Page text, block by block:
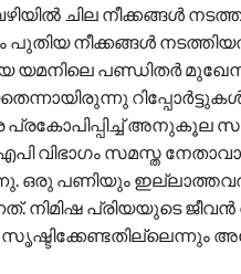
ചില നീക്കങ്ങൾ
പുതിയ നീക്കങ്ങൾ
പണ്ഡിതർ മുഖേന
പ്രകോപിപ്പിച്ച് അനുകൂല
വിഭാഗം സമസ്ത
ഒരു പണിയും
നിമിഷ പ്രിയയുടെ
സൃഷ്ടിക്കേണ്ടതില്ലെന്നും